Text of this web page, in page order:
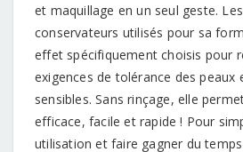
et maquillage en un seul geste.
conservateurs utilisés pour sa
effet spécifiquement choisis pour
exigences de tolérance des peaux
sensibles. Sans rinçage, elle
efficace, facile et rapide ! Pour
utilisation et faire gagner du